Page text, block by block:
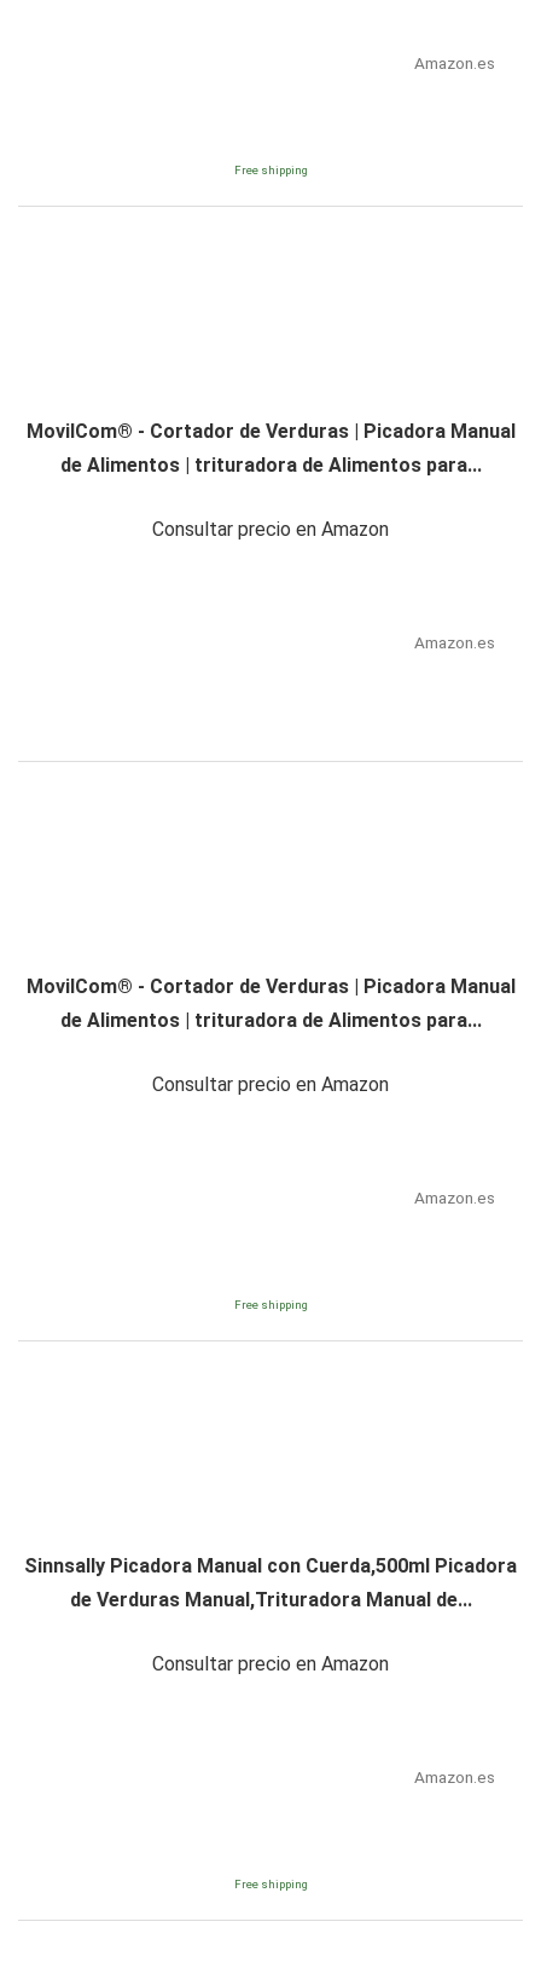
Amazon.es
Free shipping
MovilCom® - Cortador de Verduras | Picadora Manual
de Alimentos | trituradora de Alimentos para...
Consultar precio en Amazon
Amazon.es
MovilCom® - Cortador de Verduras | Picadora Manual
de Alimentos | trituradora de Alimentos para...
Consultar precio en Amazon
Amazon.es
Free shipping
Sinnsally Picadora Manual con Cuerda,500ml Picadora
de Verduras Manual,Trituradora Manual de...
Consultar precio en Amazon
Amazon.es
Free shipping